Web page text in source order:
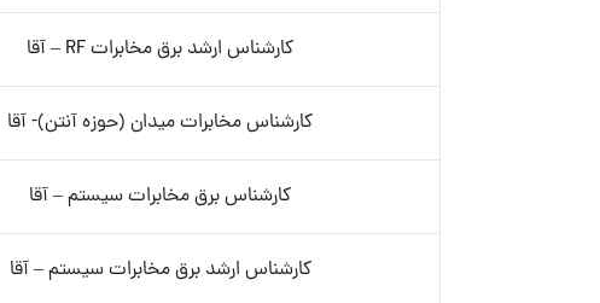
کارشناس ارشد برق مخابرات RF – آقا
کارشناس مخابرات میدان (حوزه آنتن)- آقا
کارشناس برق مخابرات سیستم – آقا
کارشناس ارشد برق مخابرات سیستم – آقا